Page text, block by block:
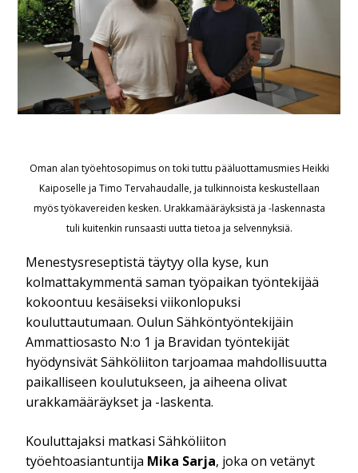
Oman alan työehtosopimus on toki tuttu pääluottamusmies Heikki
Kaiposelle ja Timo Tervahaudalle, ja tulkinnoista keskustellaan
myös työkavereiden kesken. Urakkamääräyksistä ja -laskennasta
tuli kuitenkin runsaasti uutta tietoa ja selvennyksiä.
Menestysreseptistä täytyy olla kyse, kun
kolmattakymmentä saman työpaikan työntekijää
kokoontuu kesäiseksi viikonlopuksi
kouluttautumaan. Oulun Sähköntyöntekijäin
Ammattiosasto N:o 1 ja Bravidan työntekijät
hyödynsivät Sähköliiton tarjoamaa mahdollisuutta
paikalliseen koulutukseen, ja aiheena olivat
urakkamääräykset ja -laskenta.
Kouluttajaksi matkasi Sähköliiton
työehtoasiantuntija Mika Sarja, joka on vetänyt